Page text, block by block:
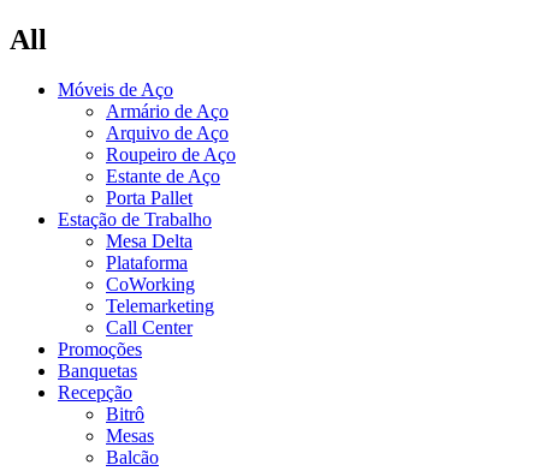
All
Móveis de Aço
Armário de Aço
Arquivo de Aço
Roupeiro de Aço
Estante de Aço
Porta Pallet
Estação de Trabalho
Mesa Delta
Plataforma
CoWorking
Telemarketing
Call Center
Promoções
Banquetas
Recepção
Bitrô
Mesas
Balcão